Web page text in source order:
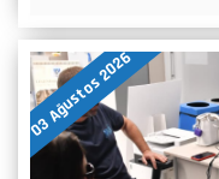
03 Ağustos 2026